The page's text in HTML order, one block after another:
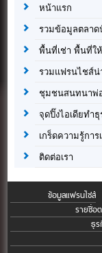
หน้าแรก
รวมข้อมูลตลาด
พื้นที่เช่า พื้นที่ให้
รวมแฟรนไชส์น่
ชุมชนสนทนาพ่
จุดปิ๊งไอเดียทำธุ
เกร็ดความรู้การ
ติดต่อเรา
ข้อมูลแฟรนไชส์
รายชื่อ
ธุ